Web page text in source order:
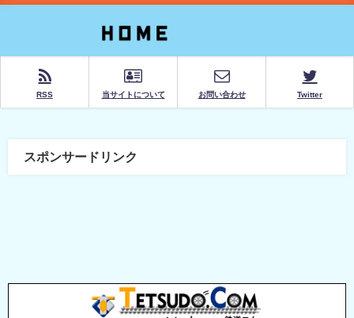
RSS 当サイトについて お問い合わせ Twitter
スポンサードリンク